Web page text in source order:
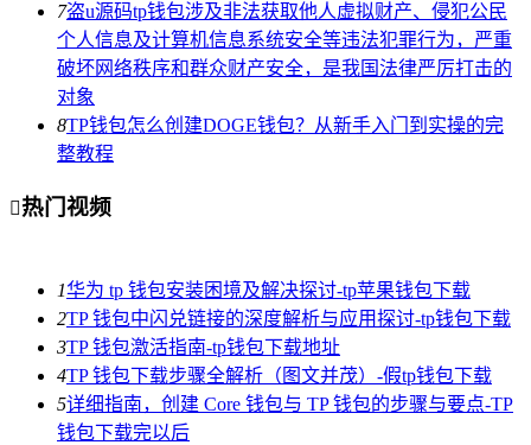
7盗u源码tp钱包涉及非法获取他人虚拟财产、侵犯公民
个人信息及计算机信息系统安全等违法犯罪行为，严重
破坏网络秩序和群众财产安全，是我国法律严厉打击的
对象
8TP钱包怎么创建DOGE钱包？从新手入门到实操的完
整教程
热门视频
1华为 tp 钱包安装困境及解决探讨-tp苹果钱包下载
2TP 钱包中闪兑链接的深度解析与应用探讨-tp钱包下载
3TP 钱包激活指南-tp钱包下载地址
4TP 钱包下载步骤全解析（图文并茂）-假tp钱包下载
5详细指南，创建 Core 钱包与 TP 钱包的步骤与要点-TP
钱包下载完以后